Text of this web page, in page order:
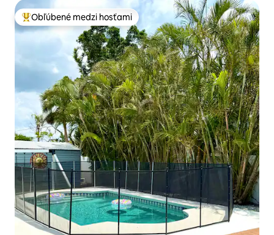
Najobľúbenejšie medzi hosťami
Obľúbené medzi hosťami